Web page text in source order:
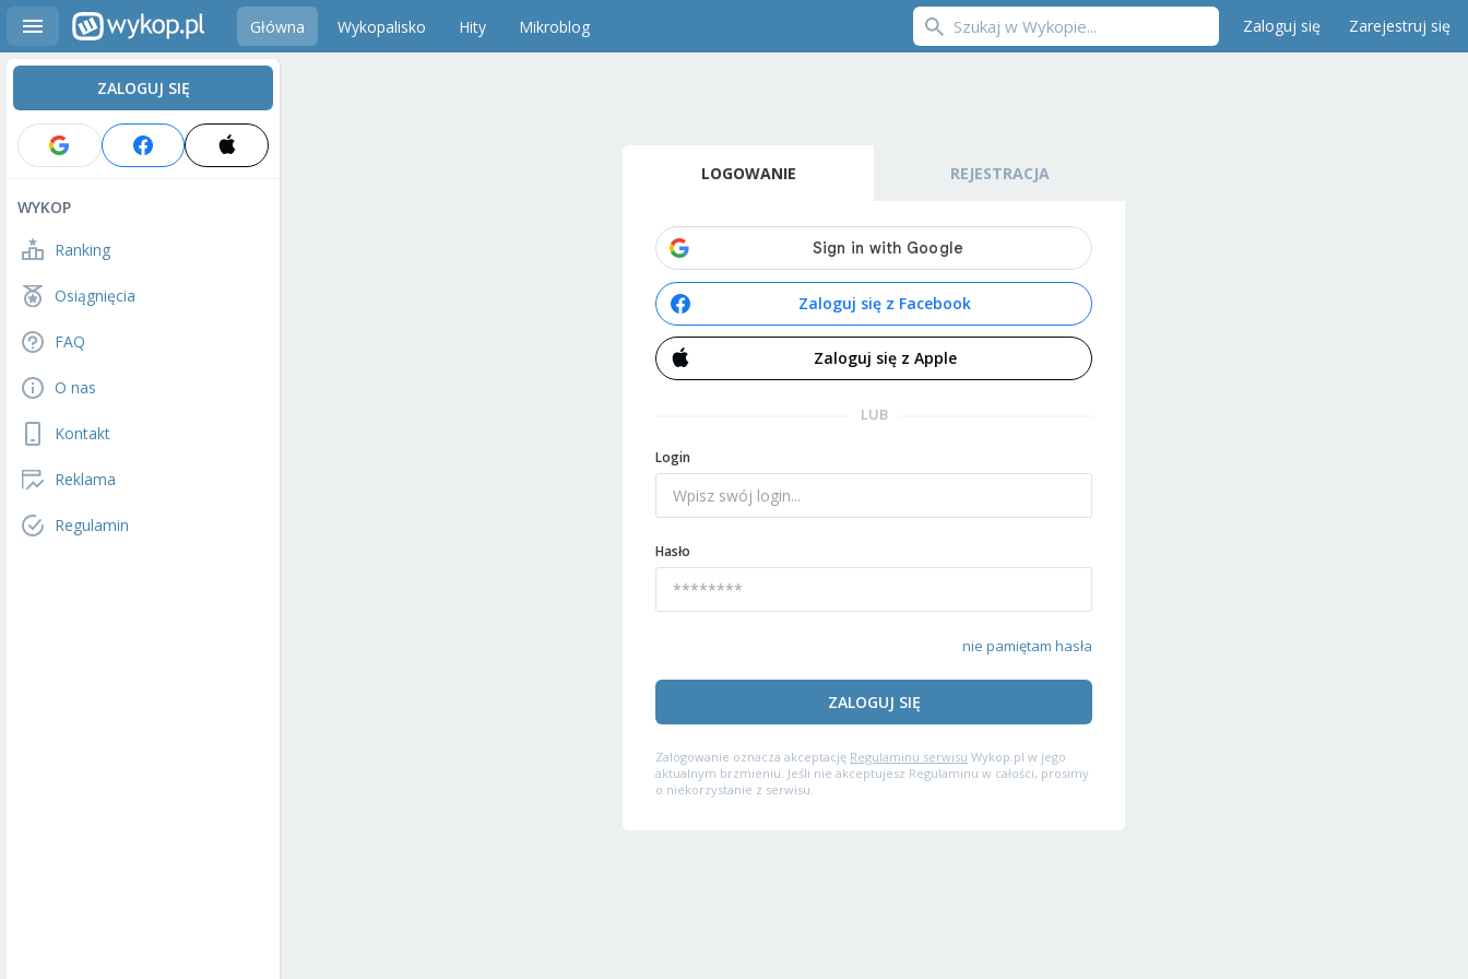
Główna Wykopalisko Hity Mikroblog Zaloguj się Zarejestruj się
ZALOGUJ SIĘ
WYKOP
Ranking
Osiągnięcia
FAQ
O nas
Kontakt
Reklama
Regulamin
LOGOWANIE REJESTRACJA
Zaloguj się z Facebook
Zaloguj się z Apple
LUB
Login
Hasło
nie pamiętam hasła
ZALOGUJ SIĘ
Zalogowanie oznacza akceptację Regulaminu serwisu Wykop.pl w jego
aktualnym brzmieniu. Jeśli nie akceptujesz Regulaminu w całości, prosimy
o niekorzystanie z serwisu.